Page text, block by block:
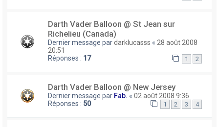
Darth Vader Balloon @ St Jean sur
Richelieu (Canada)
Dernier message pardarklucasss « 28 août 2008
20:51
Réponses : 17 1 2
Darth Vader Balloon @ New Jersey
Dernier message par Fab. « 02 août 2008 9:36
Réponses : 50 1 2 3 4